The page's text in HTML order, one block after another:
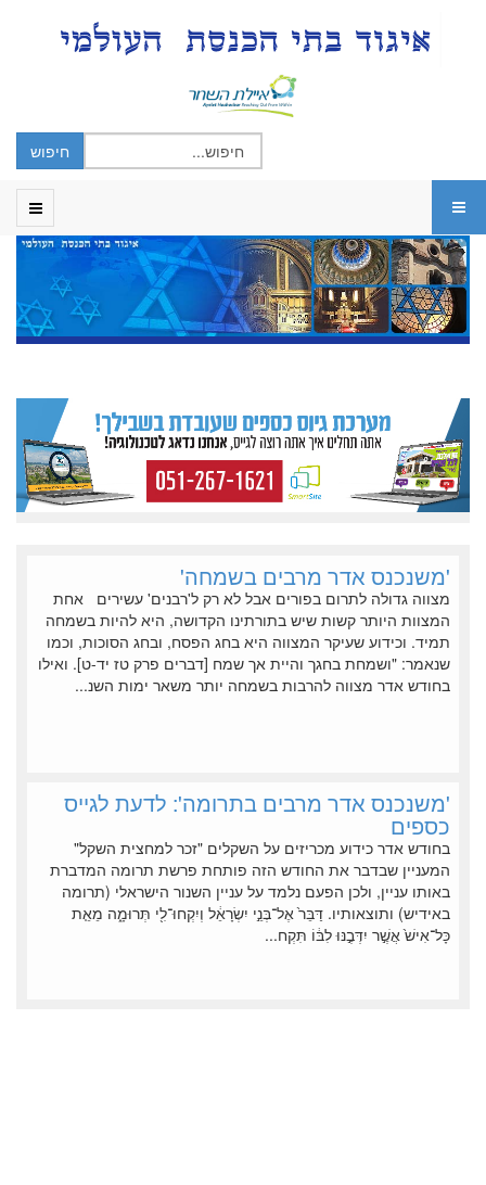
'משנכנס אדר מרבים בשמחה'
מצווה גדולה לתרום בפורים אבל לא רק ל'רבנים' עשירים אחת
המצוות היותר קשות שיש בתורתינו הקדושה, היא להיות בשמחה
תמיד. וכידוע שעיקר המצווה היא בחג הפסח, ובחג הסוכות, וכמו
שנאמר: "ושמחת בחגך והיית אך שמח [דברים פרק טז יד-ט]. ואילו
בחודש אדר מצווה להרבות בשמחה יותר משאר ימות השנ...
'משנכנס אדר מרבים בתרומה': לדעת לגייס
כספים
בחודש אדר כידוע מכריזים על השקלים "זכר למחצית השקל"
המעניין שבדבר את החודש הזה פותחת פרשת תרומה המדברת
באותו עניין, ולכן הפעם נלמד על עניין השנור הישראלי (תרומה
באידיש) ותוצאותיו. דַּבֵּר֙ אֶל־בְּנֵ֣י יִשְׂרָאֵ֔ל וְיִקְחוּ־לִ֖י תְּרוּמָ֑ה מֵאֵ֤ת
כָּל־אִישׁ֙ אֲשֶׁ֣ר יִדְּבֶ֣נּוּ לִבּ֔וֹ תִּקְח...